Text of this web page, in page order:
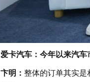
爱卡汽车：今年以来汽车
卞明： 整体的订单其实是